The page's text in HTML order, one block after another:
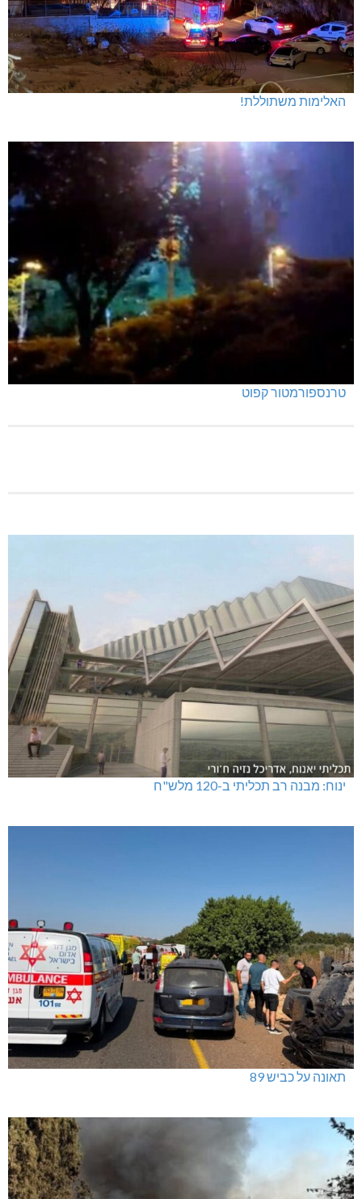
האלימות משתוללת!
טרנספורמטור קפוט
ינוח: מבנה רב תכליתי ב-120 מלש"ח
תאונה על כביש 89